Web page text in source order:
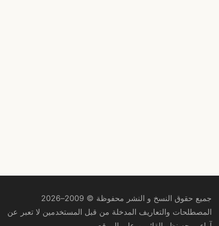
جميع حقوق النسخ و النشر محفوظة © 2009–2026
المصطلحات والتعاريف المدخلة من قبل المستخدمين لا تعبر عن